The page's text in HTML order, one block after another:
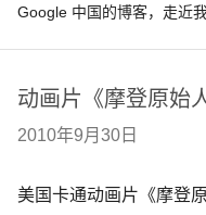
Google 中国的博客，走近
动画片《摩登原始
2010年9月30日
美国卡通动画片《摩登